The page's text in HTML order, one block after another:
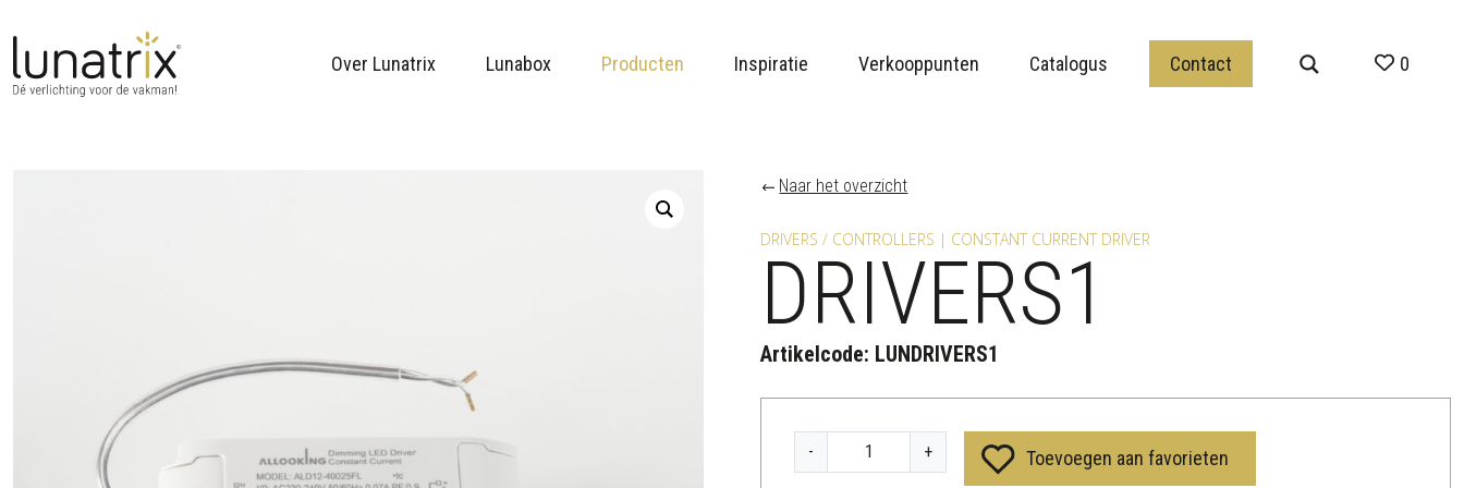
Over Lunatrix Lunabox Producten Inspiratie Verkooppunten Catalogus Contact 0
Naar het overzicht
DRIVERS / CONTROLLERS | CONSTANT CURRENT DRIVER
DRIVERS1
Artikelcode: LUNDRIVERS1
-
R
+ Toevoegen aan favorieten